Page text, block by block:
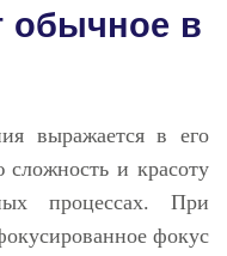
обычное в
выражается в его
и красоту
процессах. При
фокус